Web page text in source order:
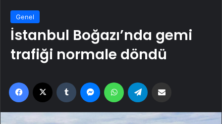
Genel
İstanbul Boğazı’nda gemi
trafiği normale döndü
Facebook Tumblr MessengerWhatsApp